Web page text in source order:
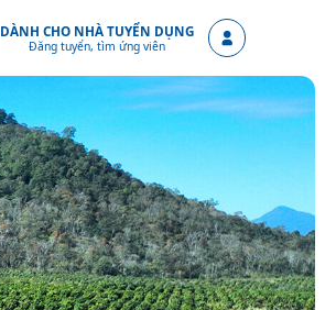
DÀNH CHO NHÀ TUYỂN DỤNG
Đăng tuyển, tìm ứng viên